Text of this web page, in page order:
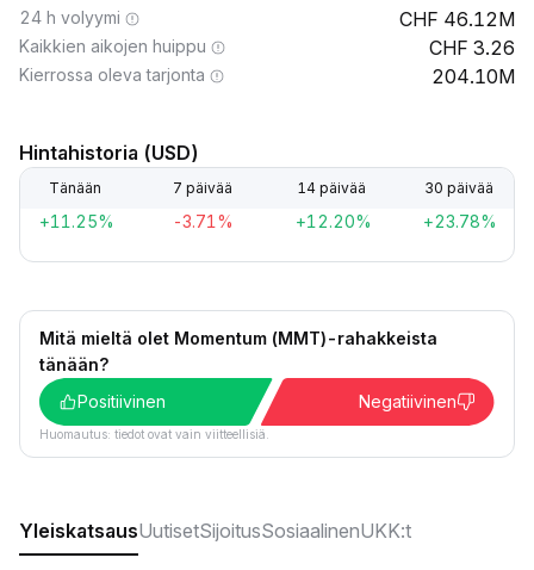
24 h volyymi 46.12M
Kaikkien aikojen huippu 3.26
Kierrossa oleva tarjonta 204.10M
Hintahistoria (USD)
Tänään 7 päivää 14 päivää 30 päivää
+11.25% -3.71% +12.20% +23.78%
Mitä mieltä olet Momentum (MMT)-rahakkeista
tänään?
Positiivinen
Negatiivinen
Huomautus: tiedot ovat vain viitteellisiä.
YleiskatsausUutisetSijoitusSosiaalinenUKK:t